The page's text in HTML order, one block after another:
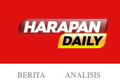
BERITA ANALISIS